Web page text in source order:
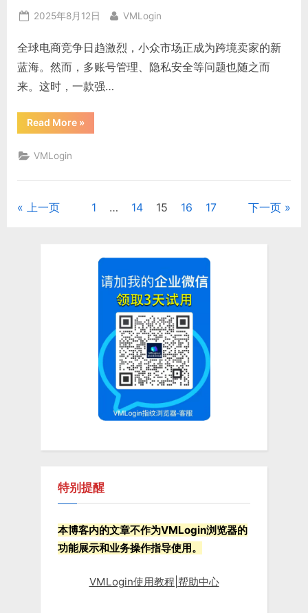
理
神
2025
年
新
大
揭
Posted
2025年8月12日 By
VMLogin
全球电商竞争日趋激烈，小众市场正成为跨境卖家的新
蓝海。然而，多账号管理、隐私安全等问题也随之而
来。这时，一款强…
Read More“跨
境
市
»
VMLogin
文上一页 1 … 14 15 16 17 下一页
特别提醒
本博客内的文章不作为VMLogin浏览器的
功能展示和业务操作指导使用。
VMLogin使用教程|帮助中心